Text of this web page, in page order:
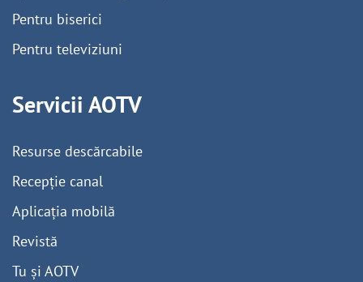
Pentru biserici
Pentru televiziuni
Servicii AOTV
Resurse descărcabile
Recepție canal
Aplicația mobilă
Revistă
Tu și AOTV